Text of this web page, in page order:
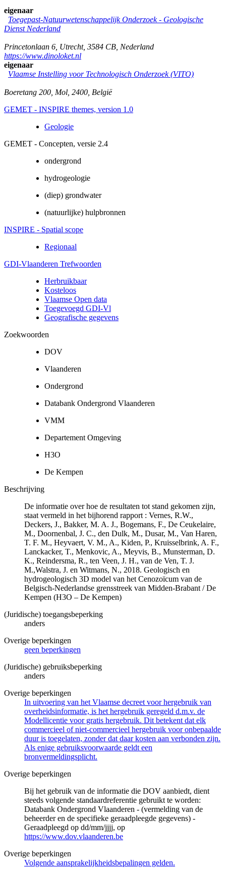
eigenaar
Toegepast-Natuurwetenschappelijk Onderzoek - Geologische
Dienst Nederland
Princetonlaan 6 Utrecht, 3584 CB Nederland
https://www.dinoloket.nl
eigenaar
Vlaamse Instelling voor Technologisch Onderzoek (VITO)
Boeretang 200 Mol 2400 België
GEMET - INSPIRE themes, version 1.0
Geologie
GEMET - Concepten, versie 2.4
ondergrond
hydrogeologie
(diep) grondwater
(natuurlijke) hulpbronnen
INSPIRE - Spatial scope
Regionaal
GDI-Vlaanderen Trefwoorden
Herbruikbaar
Kosteloos
Vlaamse Open data
Toegevoegd GDI-Vl
Geografische gegevens
Zoekwoorden
DOV
Vlaanderen
Ondergrond
Databank Ondergrond Vlaanderen
VMM
Departement Omgeving
H3O
De Kempen
Beschrijving
De informatie over hoe de resultaten tot stand gekomen zijn,
staat vermeld in het bijhorend rapport : Vernes, R.W.,
Deckers, J., Bakker, M. A. J., Bogemans, F., De Ceukelaire,
M., Doornenbal, J. C., den Dulk, M., Dusar, M., Van Haren,
T. F. M., Heyvaert, V. M., A., Kiden, P., Kruisselbrink, A. F.,
Lanckacker, T., Menkovic, A., Meyvis, B., Munsterman, D.
K., Reindersma, R., ten Veen, J. H., van de Ven, T. J.
M.,Walstra, J. en Witmans, N., 2018. Geologisch en
hydrogeologisch 3D model van het Cenozoïcum van de
Belgisch-Nederlandse grensstreek van Midden-Brabant / De
Kempen (H3O – De Kempen)
(Juridische) toegangsbeperking
anders
Overige beperkingen
geen beperkingen
(Juridische) gebruiksbeperking
anders
Overige beperkingen
In uitvoering van het Vlaamse decreet voor hergebruik van
overheidsinformatie, is het hergebruik geregeld d.m.v. de
Modellicentie voor gratis hergebruik. Dit betekent dat elk
commercieel of niet-commercieel hergebruik voor onbepaalde
duur is toegelaten, zonder dat daar kosten aan verbonden zijn.
Als enige gebruiksvoorwaarde geldt een
bronvermeldingsplicht.
Overige beperkingen
Bij het gebruik van de informatie die DOV aanbiedt, dient
steeds volgende standaardreferentie gebruikt te worden:
Databank Ondergrond Vlaanderen - (vermelding van de
beheerder en de specifieke geraadpleegde gegevens) -
Geraadpleegd op dd/mm/jjjj, op
https://www.dov.vlaanderen.be
Overige beperkingen
Volgende aansprakelijkheidsbepalingen gelden.